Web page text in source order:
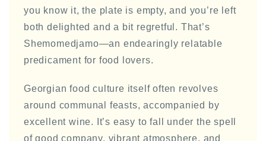
you know it, the plate is empty, and you’re left
both delighted and a bit regretful. That’s
Shemomedjamo—an endearingly relatable
predicament for food lovers.
Georgian food culture itself often revolves
around communal feasts, accompanied by
excellent wine. It’s easy to fall under the spell
of good company, vibrant atmosphere, and